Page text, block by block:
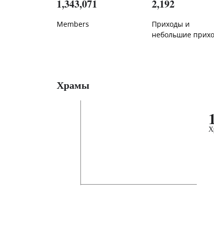
1,343,071
Members
2,192
Приходы и
небольшие
Храмы